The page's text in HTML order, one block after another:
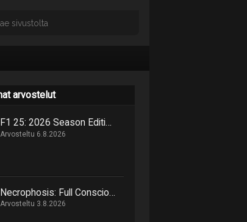
arvostelut
F1 25: 2026 Season Edition niputtaa uutta ja vanhaa samaan pakettiin
Arvosteltu 6.8.2026
Necrophosis: Full Consciousness tarjoilee lovecraftimaisen matkan painajaisnäkymiin
Arvosteltu 3.8.2026